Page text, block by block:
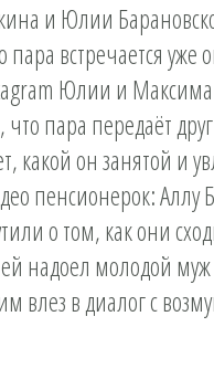
и Юлии
встречается уже
Юлии и
пара передаёт
какой он занятой и
пенсионерок: Аллу
о том, как они
ей надоел молодой
влез в диалог с